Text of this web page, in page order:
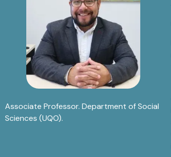
Associate Professor. Department of Social
Sciences (UQO).